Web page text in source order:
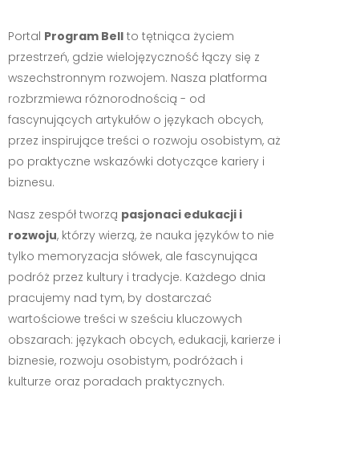
Portal Program Bellto tętniąca życiem
przestrzeń, gdzie wielojęzyczność łączy się z
wszechstronnym rozwojem. Nasza platforma
rozbrzmiewa różnorodnością - od
fascynujących artykułów o językach obcych,
przez inspirujące treści o rozwoju osobistym, aż
po praktyczne wskazówki dotyczące kariery i
biznesu.
Nasz zespół tworzą pasjonaci edukacji i
rozwoju, którzy wierzą, że nauka języków to nie
tylko memoryzacja słówek, ale fascynująca
podróż przez kultury i tradycje. Każdego dnia
pracujemy nad tym, by dostarczać
wartościowe treści w sześciu kluczowych
obszarach: językach obcych, edukacji, karierze i
biznesie, rozwoju osobistym, podróżach i
kulturze oraz poradach praktycznych.